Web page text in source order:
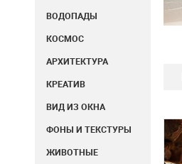
ВОДОПАДЫ
КОСМОС
АРХИТЕКТУРА
КРЕАТИВ
ВИД ИЗ ОКНА
ФОНЫ И ТЕКСТУРЫ
ЖИВОТНЫЕ